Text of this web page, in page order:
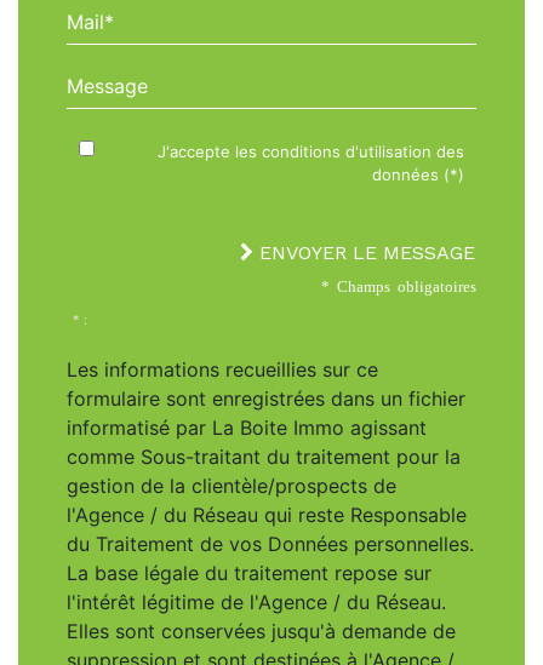
Mail*
Message
J'accepte les conditions d'utilisation des
données (*)
ENVOYER LE MESSAGE
* Champs obligatoires
* :
Les informations recueillies sur ce
formulaire sont enregistrées dans un fichier
informatisé par La Boite Immo agissant
comme Sous-traitant du traitement pour la
gestion de la clientèle/prospects de
l'Agence / du Réseau qui reste Responsable
du Traitement de vos Données personnelles.
La base légale du traitement repose sur
l'intérêt légitime de l'Agence / du Réseau.
Elles sont conservées jusqu'à demande de
suppression et sont destinées à l'Agence /